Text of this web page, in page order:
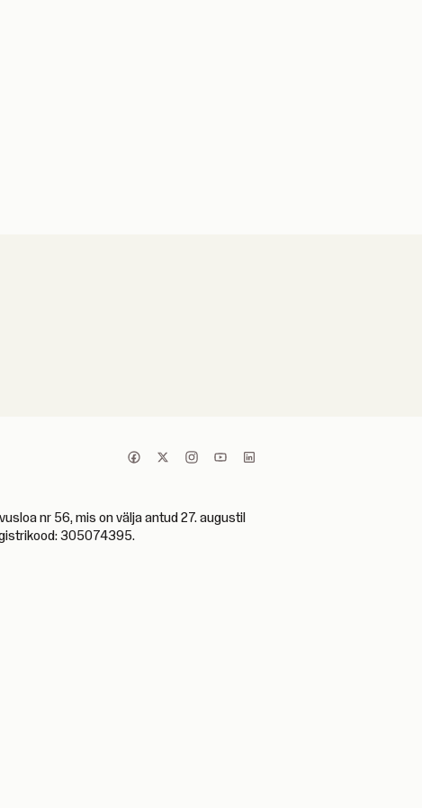
nr 56, mis on välja antud 27. augustil
305074395.